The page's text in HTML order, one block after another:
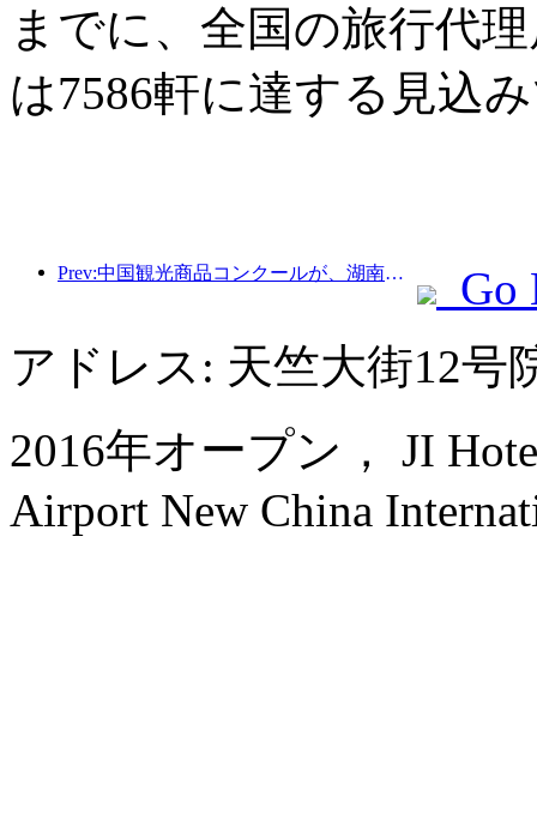
までに、全国の旅行代
は7586軒に達する見込
Prev:中国観光商品コンクールが、湖南省湘潭市にて盛況のうちに開催されました。
Go
アドレス: 天竺大街12号
2016年オープン， JI
Airport New China